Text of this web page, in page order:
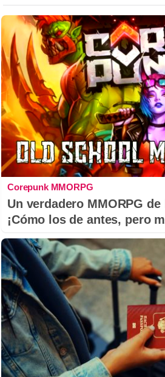
Corepunk MMORPG
Un verdadero MMORPG
¡Cómo los de antes, pero